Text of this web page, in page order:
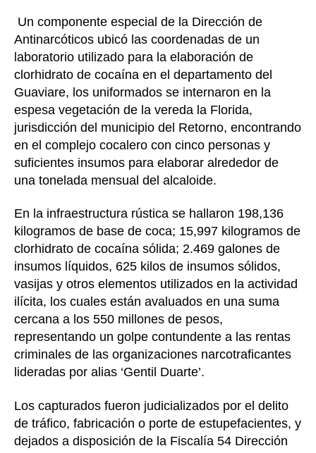
Un componente especial de la Dirección de
Antinarcóticos ubicó las coordenadas de un
laboratorio utilizado para la elaboración de
clorhidrato de cocaína en el departamento del
Guaviare, los uniformados se internaron en la
espesa vegetación de la vereda la Florida,
jurisdicción del municipio del Retorno, encontrando
en el complejo cocalero con cinco personas y
suficientes insumos para elaborar alrededor de
una tonelada mensual del alcaloide.
En la infraestructura rústica se hallaron 198,136
kilogramos de base de coca; 15,997 kilogramos de
clorhidrato de cocaína sólida; 2.469 galones de
insumos líquidos, 625 kilos de insumos sólidos,
vasijas y otros elementos utilizados en la actividad
ilícita, los cuales están avaluados en una suma
cercana a los 550 millones de pesos,
representando un golpe contundente a las rentas
criminales de las organizaciones narcotraficantes
lideradas por alias ‘Gentil Duarte’.
Los capturados fueron judicializados por el delito
de tráfico, fabricación o porte de estupefacientes, y
dejados a disposición de la Fiscalía 54 Dirección